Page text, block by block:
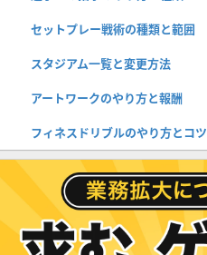
セットプレー戦術の種類と範囲
スタジアム一覧と変更方法
アートワークのやり方と報酬
フィネスドリブルのやり方とコツ